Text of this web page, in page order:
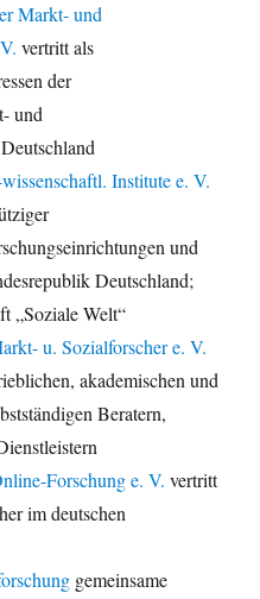
Markt- und
vertritt als
der
und
Institute e. V.
und
Deutschland;
„Soziale Welt“
u. Sozialforscher e. V.
akademischen und
Beratern,
Forschung e. V. vertritt
im deutschen
gemeinsame